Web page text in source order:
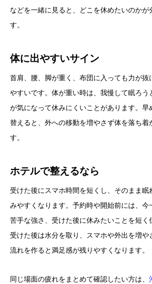
などを一緒に見ると、どこを休めたいのかが
す。
体に出やすいサイン
首肩、腰、脚が重く、布団に入っても力が抜
やすいです。体が重い時は、我慢して眠ろう
が気になって休みにくいことがあります。早
替えると、外への移動を増やさず体を落ち着
す。
ホテルで整えるなら
受けた後にスマホ時間を短くし、そのまま眠
みやすくなります。予約時や開始前には、今
苦手な強さ、受けた後に休みたいことを短く
受けた後は水分を取り、スマホや外出を増や
流れを作ると満足感が残りやすくなります。
同じ場面の疲れをまとめて確認したい方は、